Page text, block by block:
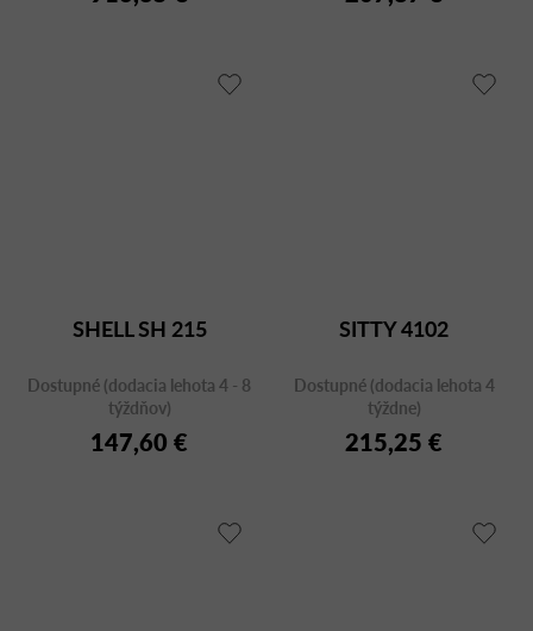
SHELL SH 215
Dostupné (dodacia lehota 4 - 8
týždňov)
147,60 €
SITTY 4102
Dostupné (dodacia lehota 4
týždne)
215,25 €